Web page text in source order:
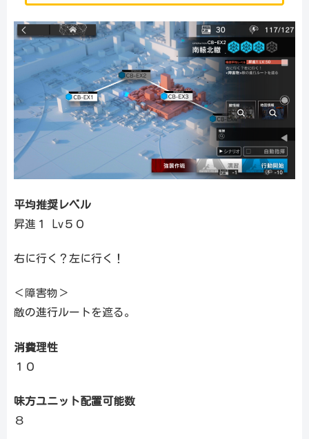
平均推奨レベル
昇進１ Lv５０
右に行く？左に行く！
＜障害物＞
敵の進行ルートを遮る。
消費理性
１０
味方ユニット配置可能数
８